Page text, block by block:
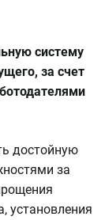
систему
за счет
достойную
за
установления